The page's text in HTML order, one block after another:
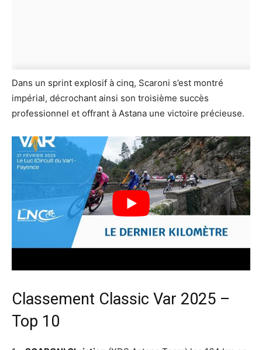
Dans un sprint explosif à cinq, Scaroni s’est montré
impérial, décrochant ainsi son troisième succès
professionnel et offrant à Astana une victoire précieuse.
Classement Classic Var 2025 –
Top 10